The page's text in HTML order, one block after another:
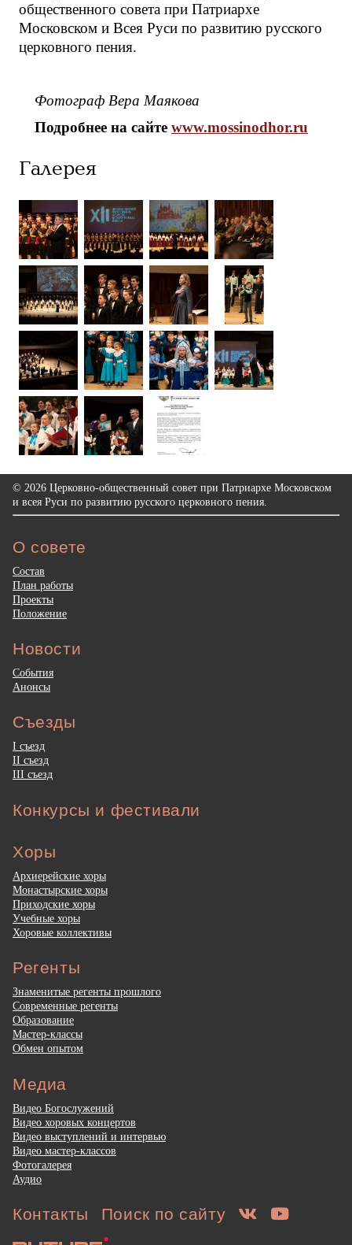
общественного совета при Патриархе
Московском и Всея Руси по развитию русского
церковного пения.
Фотограф Вера Маякова
Подробнее на сайте www.mossinodhor.ru
Галерея
© 2026 Церковно-общественный совет при Патриархе Московском
и всея Руси по развитию русского церковного пения.
О совете
Состав
План работы
Проекты
Положение
Новости
События
Анонсы
Съезды
I съезд
II съезд
III съезд
Конкурсы и фестивали
Хоры
Архиерейские хоры
Монастырские хоры
Приходские хоры
Учебные хоры
Хоровые коллективы
Регенты
Знаменитые регенты прошлого
Современные регенты
Образование
Мастер-классы
Обмен опытом
Медиа
Видео Богослужений
Видео хоровых концертов
Видео выступлений и интервью
Видео мастер-классов
Фотогалерея
Аудио
Контакты Поиск по сайту